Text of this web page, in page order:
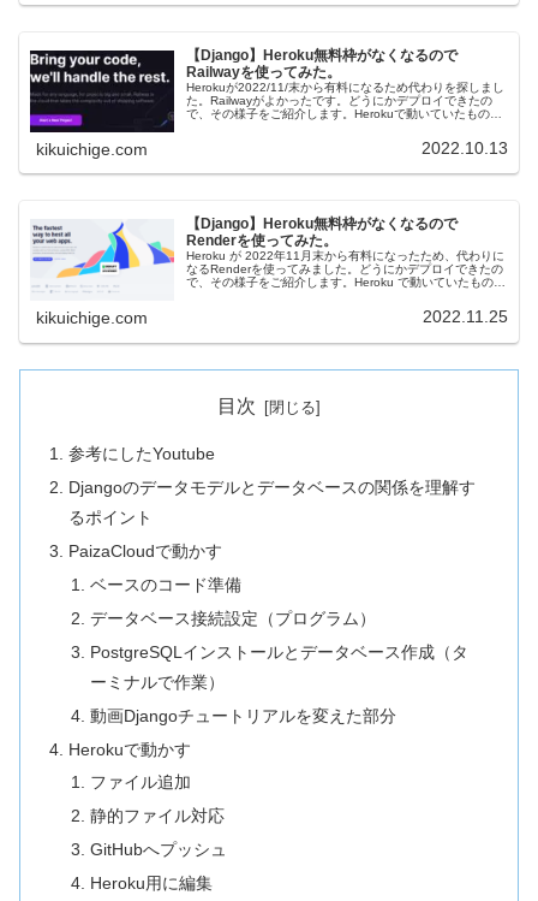
【Django】Heroku無料枠がなくなるので
Railwayを使ってみた。
Herokuが2022/11/末から有料になるため代わりを探しまし
た。Railwayがよかったです。どうにかデプロイできたの
で、その様子をご紹介します。Herokuで動いていたものを
kikuichige.com 2022.10.13
【Django】Heroku無料枠がなくなるので
Renderを使ってみた。
Heroku が 2022年11月末から有料になったため、代わりに
なるRenderを使ってみました。どうにかデプロイできたの
で、その様子をご紹介します。Heroku で動いていたものを
kikuichige.com 2022.11.25
目次
参考にしたYoutube
Djangoのデータモデルとデータベースの関係を理解す
るポイント
PaizaCloudで動かす
ベースのコード準備
データベース接続設定（プログラム）
PostgreSQLインストールとデータベース作成（タ
ーミナルで作業）
動画Djangoチュートリアルを変えた部分
Herokuで動かす
ファイル追加
静的ファイル対応
GitHubへプッシュ
Heroku用に編集